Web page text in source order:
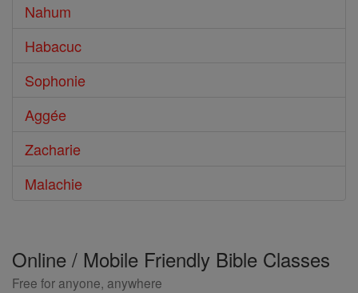
Nahum
Habacuc
Sophonie
Aggée
Zacharie
Malachie
Online / Mobile Friendly Bible Classes
Free for anyone, anywhere